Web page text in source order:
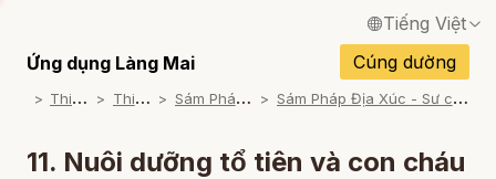
Tiếng Việt
English / Tiếng Anh
Français / Tiếng Pháp
Español / Tiếng Tây Ban Nha
Ứng dụng Làng Mai
Cúng dường
T
hiền Tập T
hiền Lạy S
ám Pháp Địa Xúc S
ám Pháp Địa Xúc - Sư cô Hội Nghiêm Đọc
11. Nuôi dưỡng tổ tiên và con cháu